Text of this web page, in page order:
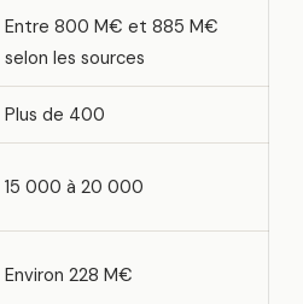
Entre 800 M€ et 885 M€
selon les sources
Plus de 400
15 000 à 20 000
Environ 228 M€